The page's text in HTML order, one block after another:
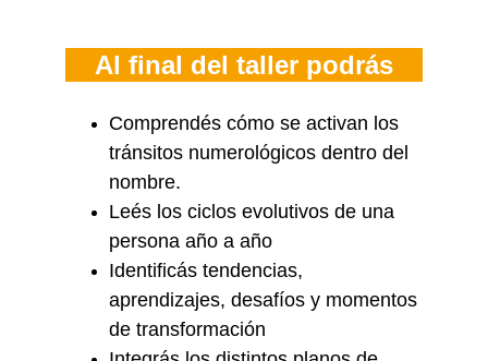
Al final del taller podrás
Comprendés cómo se activan los
tránsitos numerológicos dentro del
nombre.
Leés los ciclos evolutivos de una
persona año a año
Identificás tendencias,
aprendizajes, desafíos y momentos
de transformación